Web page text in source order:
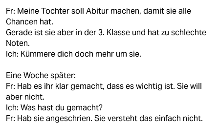
Fr: Meine Tochter soll Abitur machen, damit sie alle
Chancen hat.
Gerade ist sie aber in der 3. Klasse und hat zu schlechte
Noten.
Ich: Kümmere dich doch mehr um sie.
Eine Woche später:
Fr: Hab es ihr klar gemacht, dass es wichtig ist. Sie will
aber nicht.
Ich: Was hast du gemacht?
Fr: Hab sie angeschrien. Sie versteht das einfach nicht.